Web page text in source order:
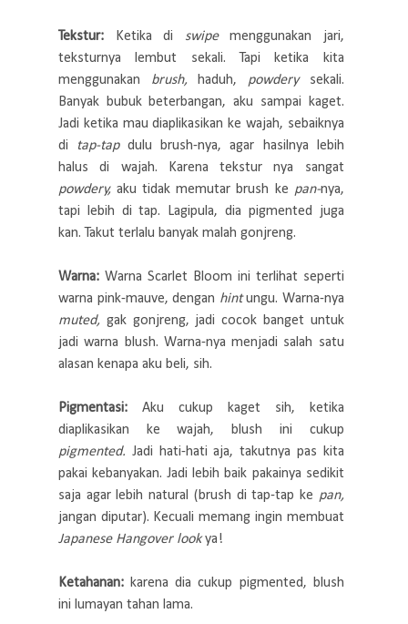
Tekstur: Ketika di swipemenggunakan jari,
teksturnya lembut sekali. Tapi ketika kita
menggunakan brush, haduh, powdery sekali.
Banyak bubuk beterbangan, aku sampai kaget.
Jadi ketika mau diaplikasikan ke wajah, sebaiknya
di
tap-tapdulu brush-nya, agar hasilnya lebih
halus di wajah. Karena tekstur nya sangat
powdery,aku tidak memutar brush ke pan-nya,
tapi lebih di tap. Lagipula, dia pigmented juga
kan. Takut terlalu banyak malah gonjreng.
Warna: Warna Scarlet Bloom ini terlihat seperti
warna pink-mauve, dengan hintungu. Warna-nya
muted, gak gonjreng, jadi cocok banget untuk
jadi warna blush. Warna-nya menjadi salah satu
alasan kenapa aku beli, sih.
Pigmentasi: Aku cukup kaget sih, ketika
diaplikasikan ke wajah, blush ini cukup
pigmented. Jadi hati-hati aja, takutnya pas kita
pakai kebanyakan. Jadi lebih baik pakainya sedikit
saja agar lebih natural (brush di tap-tap ke pan,
jangan diputar). Kecuali memang ingin membuat
Japanese Hangover lookya!
Ketahanan: karena dia cukup pigmented, blush
ini lumayan tahan lama.